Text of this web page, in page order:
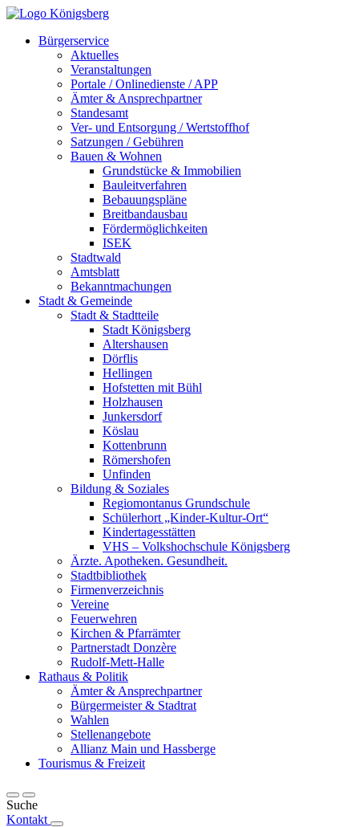
Bürgerservice
Aktuelles
Veranstaltungen
Portale / Onlinedienste / APP
Ämter & Ansprechpartner
Standesamt
Ver- und Entsorgung / Wertstoffhof
Satzungen / Gebühren
Bauen & Wohnen
Grundstücke & Immobilien
Bauleitverfahren
Bebauungspläne
Breitbandausbau
Fördermöglichkeiten
ISEK
Stadtwald
Amtsblatt
Bekanntmachungen
Stadt & Gemeinde
Stadt & Stadtteile
Stadt Königsberg
Altershausen
Dörflis
Hellingen
Hofstetten mit Bühl
Holzhausen
Junkersdorf
Köslau
Kottenbrunn
Römershofen
Unfinden
Bildung & Soziales
Regiomontanus Grundschule
Schülerhort „Kinder-Kultur-Ort“
Kindertagesstätten
VHS – Volks­hoch­schule Königsberg
Ärzte. Apotheken. Gesundheit.
Stadtbibliothek
Firmenverzeichnis
Vereine
Feuerwehren
Kirchen & Pfarrämter
Partnerstadt Donzère
Rudolf-Mett-Halle
Rathaus & Politik
Ämter & Ansprechpartner
Bürgermeister & Stadtrat
Wahlen
Stellenangebote
Allianz Main und Hassberge
Tourismus & Freizeit
Suche
Kontakt